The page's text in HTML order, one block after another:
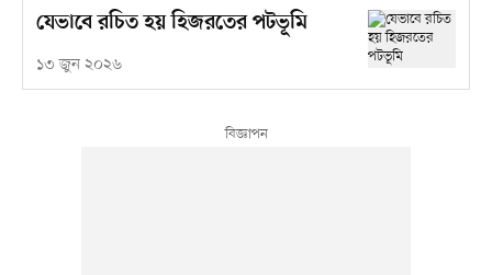
যেভাবে রচিত হয় হিজরতের পটভূমি
১৩ জুন ২০২৬